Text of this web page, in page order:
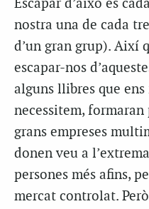
Escapar d’això és
nostra una de cada
d’un gran grup). Així
escapar-nos
alguns llibres que ens
necessitem, formaran
grans empreses
donen veu a
persones més afins,
mercat controlat.